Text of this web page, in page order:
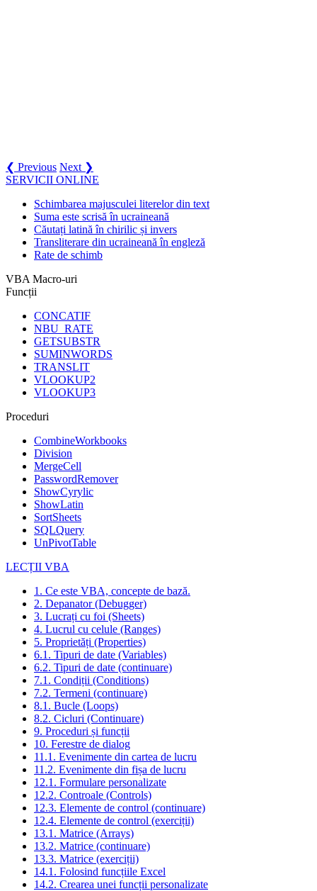
❮ Previous Next ❯
SERVICII ONLINE
Schimbarea majusculei literelor din text
Suma este scrisă în ucraineană
Căutați latină în chirilic și invers
Transliterare din ucraineană în engleză
Rate de schimb
VBA Macro-uri
Funcții
CONCATIF
NBU_RATE
GETSUBSTR
SUMINWORDS
TRANSLIT
VLOOKUP2
VLOOKUP3
Proceduri
CombineWorkbooks
Division
MergeCell
PasswordRemover
ShowCyrylic
ShowLatin
SortSheets
SQLQuery
UnPivotTable
LECȚII VBA
1. Ce este VBA, concepte de bază.
2. Depanator (Debugger)
3. Lucrați cu foi (Sheets)
4. Lucrul cu celule (Ranges)
5. Proprietăți (Properties)
6.1. Tipuri de date (Variables)
6.2. Tipuri de date (continuare)
7.1. Condiții (Conditions)
7.2. Termeni (continuare)
8.1. Bucle (Loops)
8.2. Cicluri (Continuare)
9. Proceduri și funcții
10. Ferestre de dialog
11.1. Evenimente din cartea de lucru
11.2. Evenimente din fișa de lucru
12.1. Formulare personalizate
12.2. Controale (Controls)
12.3. Elemente de control (continuare)
12.4. Elemente de control (exerciții)
13.1. Matrice (Arrays)
13.2. Matrice (continuare)
13.3. Matrice (exerciții)
14.1. Folosind funcțiile Excel
14.2. Crearea unei funcții personalizate